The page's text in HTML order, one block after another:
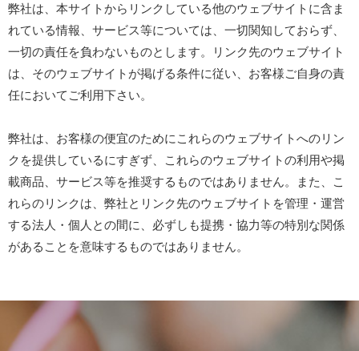
弊社は、本サイトからリンクしている他のウェブサイトに含ま
れている情報、サービス等については、一切関知しておらず、
一切の責任を負わないものとします。リンク先のウェブサイト
は、そのウェブサイトが掲げる条件に従い、お客様ご自身の責
任においてご利用下さい。
弊社は、お客様の便宜のためにこれらのウェブサイトへのリン
クを提供しているにすぎず、これらのウェブサイトの利用や掲
載商品、サービス等を推奨するものではありません。また、こ
れらのリンクは、弊社とリンク先のウェブサイトを管理・運営
する法人・個人との間に、必ずしも提携・協力等の特別な関係
があることを意味するものではありません。